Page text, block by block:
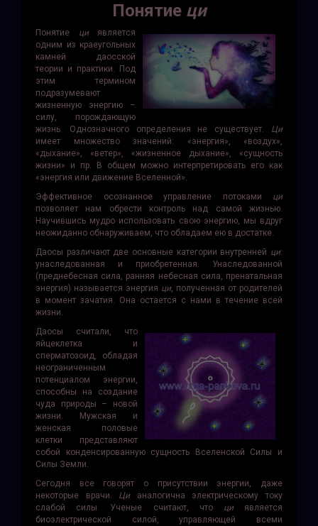
Понятие ци
Понятие циявляется
одним из краеугольных
камней даосской
теории и практики. Под
этим термином
подразумевают
жизненную энергию –
силу, порождающую
жизнь. Однозначного определения не существует. Ци
имеет множество значений: «энергия», «воздух»,
«дыхание», «ветер», «жизненное дыхание», «сущность
жизни» и пр. В общем можно интерпретировать его как
«энергия или движение Вселенной».
Эффективное осознанное управление потоками ци
позволяет нам обрести контроль над самой жизнью.
Научившись мудро использовать свою энергию, мы вдруг
неожиданно обнаруживаем, что обладаем ею в достатке.
Даосы различают две основные категории внутренней ци:
унаследованная и приобретенная. Унаследованной
(преднебесная сила, ранняя небесная сила, пренатальная
энергия) называется энергия ци, полученная от родителей
в момент зачатия. Она остается с нами в течение всей
жизни.
Даосы считали, что
яйцеклетка и
сперматозоид, обладая
неограниченным
потенциалом энергии,
способны на создание
чуда природы – новой
жизни. Мужская и
женская половые
клетки представляют
собой конденсированную сущность Вселенской Силы и
Силы Земли.
Сегодня все говорят о присутствии энергии, даже
некоторые врачи. Цианалогична электрическому току
слабой силы. Ученые считают, что циявляется
биоэлектрической силой, управ­ляющей всеми